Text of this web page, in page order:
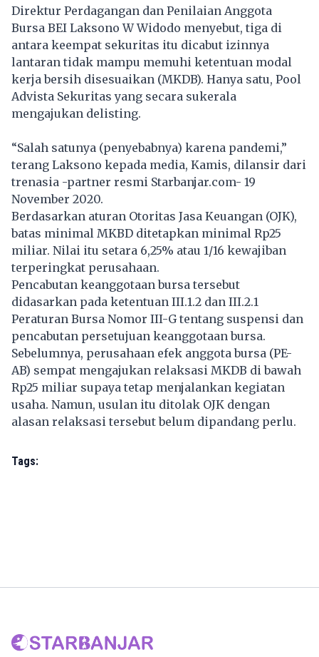
Direktur Perdagangan dan Penilaian Anggota
Bursa BEI Laksono W Widodo menyebut, tiga di
antara keempat sekuritas itu dicabut izinnya
lantaran tidak mampu memuhi ketentuan modal
kerja bersih disesuaikan (MKDB). Hanya satu, Pool
Advista Sekuritas yang secara sukerala
mengajukan delisting.
“Salah satunya (penyebabnya) karena pandemi,”
terang Laksono kepada media, Kamis, dilansir dari
trenasia -partner resmi Starbanjar.com- 19
November 2020.
Berdasarkan aturan Otoritas Jasa Keuangan (OJK),
batas minimal MKBD ditetapkan minimal Rp25
miliar. Nilai itu setara 6,25% atau 1/16 kewajiban
terperingkat perusahaan.
Pencabutan keanggotaan bursa tersebut
didasarkan pada ketentuan III.1.2 dan III.2.1
Peraturan Bursa Nomor III-G tentang suspensi dan
pencabutan persetujuan keanggotaan bursa.
Sebelumnya, perusahaan efek anggota bursa (PE-
AB) sempat mengajukan relaksasi MKDB di bawah
Rp25 miliar supaya tetap menjalankan kegiatan
usaha. Namun, usulan itu ditolak OJK dengan
alasan relaksasi tersebut belum dipandang perlu.
Tags: